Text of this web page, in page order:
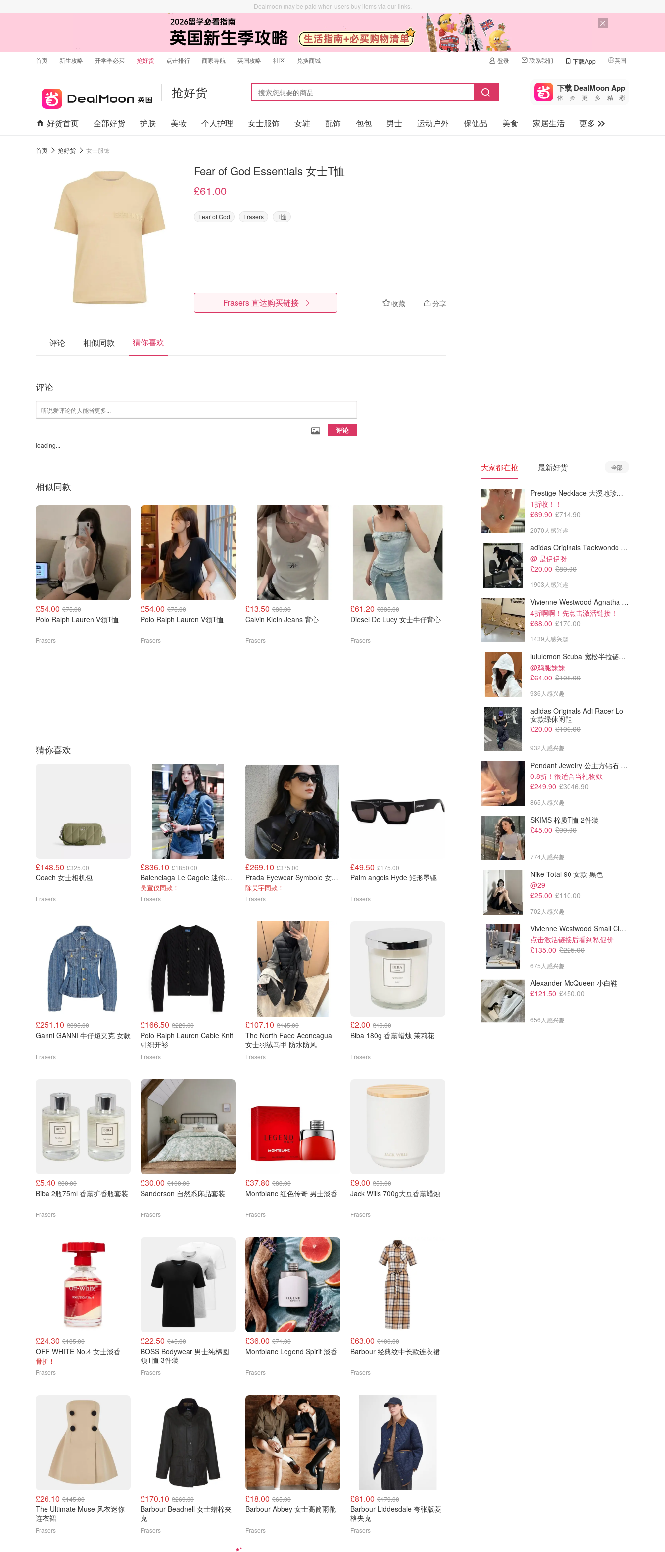
Dealmoon may be paid when users buy items via our links.
首页 新生攻略 开学季必买 抢好货 点击排行 商家导航 英国攻略 社区 兑换商城 登录 联系我们 下载App 英国
🇺🇸
🇨🇳 中国
🇨🇦加拿大
抢好货 下载 DealMoon App
体验更多精彩
好货首页 全部好货 护肤 美妆 个人护理 女士服饰 女鞋 配饰 包包 男士 运动户外 保健品 美食 家居生活
更多
首页 抢好货 女士服饰
Fear of God Essentials 女士T恤
£61.00
Fear of God Frasers T恤
收藏 分享
Frasers 直达购买链接
评论 相似同款 猜你喜欢
评论
评论
loading...
相似同款
£54.00 £75.00
Polo Ralph Lauren V领T恤
Frasers
£54.00 £75.00
Polo Ralph Lauren V领T恤
Frasers
£13.50 £30.00
Calvin Klein Jeans 背心
Frasers
£61.20 £335.00
Diesel De Lucy 女士牛仔背心
Frasers
£95.00
Diesel Buxt 女式宽松短款T恤
£157.95 £385.00
Diesel M-Teri 镂空上衣
Frasers
猜你喜欢
£148.50 £325.00
Coach 女士相机包
Frasers
£836.10 £1850.00
Balenciaga Le Cagole 迷你机车包
吴宣仪同款！
Frasers
£269.10 £375.00
Prada Eyewear Symbole 女士墨镜
陈昊宇同款！
Frasers
£49.50 £175.00
Palm angels Hyde 矩形墨镜
Frasers
£251.10 £395.00
Ganni GANNI 牛仔短夹克 女款
Frasers
£166.50 £229.00
Polo Ralph Lauren Cable Knit
针织开衫
Frasers
£107.10 £145.00
The North Face Aconcagua
女士羽绒马甲 防水防风
Frasers
£2.00 £10.00
Biba 180g 香薰蜡烛 茉莉花
Frasers
£5.40 £30.00
Biba 2瓶75ml 香薰扩香瓶套装
Frasers
£30.00 £100.00
Sanderson 自然系床品套装
Frasers
£37.80 £83.00
Montblanc 红色传奇 男士淡香
Frasers
£9.00 £50.00
Jack Wills 700g大豆香薰蜡烛
Frasers
£24.30 £135.00
OFF WHITE No.4 女士淡香
骨折！
Frasers
£22.50 £45.00
BOSS Bodywear 男士纯棉圆
领T恤 3件装
Frasers
£36.00 £71.00
Montblanc Legend Spirit 淡香
Frasers
£63.00 £100.00
Barbour 经典纹中长款连衣裙
Frasers
£26.10 £145.00
The Ultimate Muse 风衣迷你
连衣裙
Frasers
£170.10 £269.00
Barbour Beadnell 女士蜡棉夹
克
Frasers
£18.00 £65.00
Barbour Abbey 女士高筒雨靴
Frasers
£81.00 £179.00
Barbour Liddesdale 夸张版菱
格夹克
Frasers
大家都在抢 最新好货 全部
Prestige Necklace 大溪地珍珠项链 10-11mm
1折收！！
£69.90 £714.90
2070人感兴趣
adidas Originals Taekwondo 女款黑色运动鞋
@ 是伊伊呀
£20.00 £80.00
1903人感兴趣
Vivienne Westwood Agnatha 耳环
4折啊啊！先点击激活链接！
£68.00 £170.00
1439人感兴趣
lululemon Scuba 宽松半拉链卫衣
@鸡腿妹妹
£64.00 £108.00
936人感兴趣
adidas Originals Adi Racer Lo
女款绿休闲鞋
£20.00 £100.00
932人感兴趣
Pendant Jewelry 公主方钻石 圆形大溪地珍珠吊坠 11-12mm
0.8折！很适合当礼物欸
£249.90 £3046.90
865人感兴趣
SKIMS 棉质T恤 2件装
£45.00 £99.00
774人感兴趣
Nike Total 90 女款 黑色
@29
£25.00 £110.00
702人感兴趣
Vivienne Westwood Small Claude 珍珠项链
点击激活链接后看到私促价！
£135.00 £225.00
675人感兴趣
Alexander McQueen 小白鞋
£121.50 £450.00
656人感兴趣